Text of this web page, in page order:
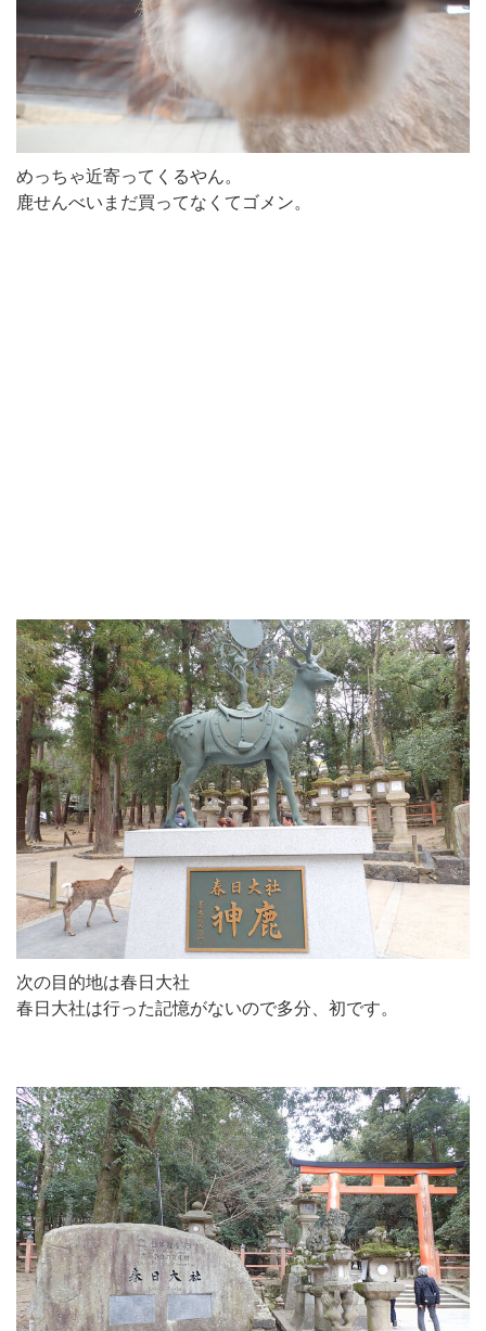
めっちゃ近寄ってくるやん。
鹿せんべいまだ買ってなくてゴメン。
次の目的地は春日大社
春日大社は行った記憶がないので多分、初です。